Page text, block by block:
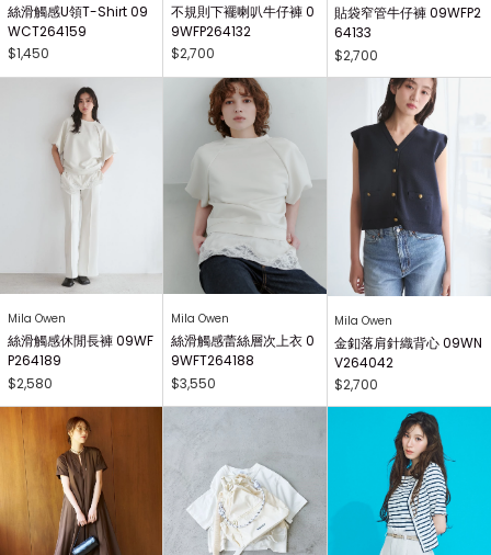
絲滑觸感U領T-Shirt 09
WCT264159
$1,450
不規則下襬喇叭牛仔褲 0
9WFP264132
$2,700
貼袋窄管牛仔褲 09WFP2
64133
$2,700
Mila Owen
絲滑觸感休閒長褲 09WF
P264189
$2,580
Mila Owen
絲滑觸感蕾絲層次上衣 0
9WFT264188
$3,550
Mila Owen
金釦落肩針織背心 09WN
V264042
$2,700